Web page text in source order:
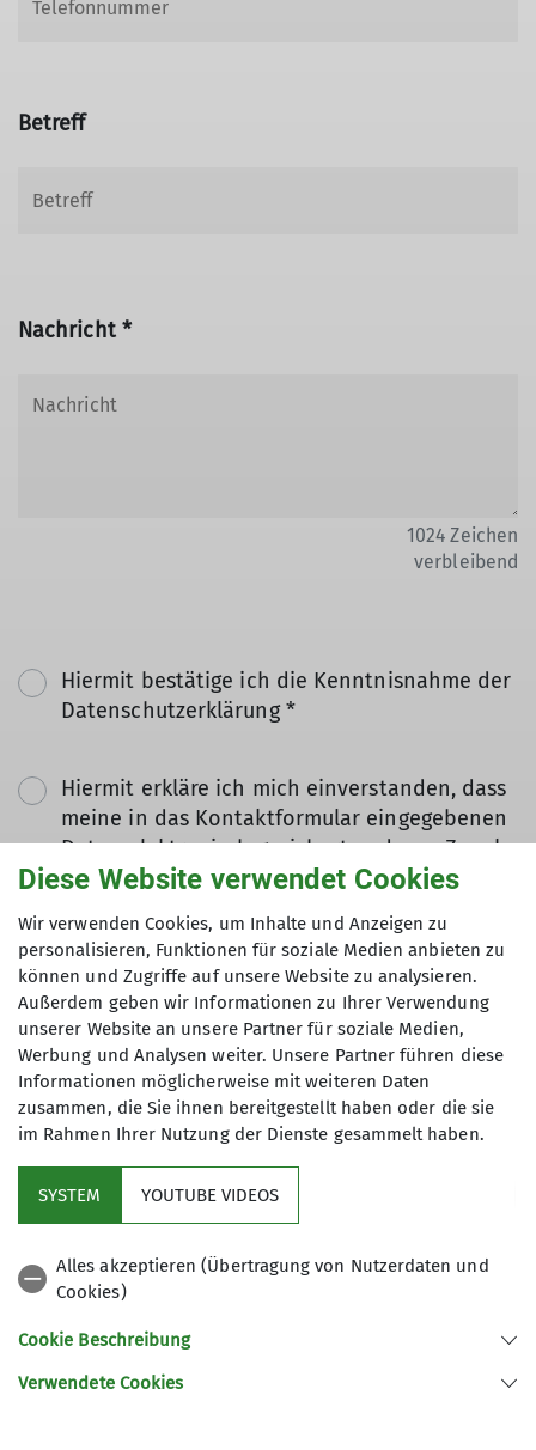
Betreff
Nachricht *
1024 Zeichen
verbleibend
Hiermit bestätige ich die Kenntnisnahme der
Datenschutzerklärung *
Hiermit erkläre ich mich einverstanden, dass
meine in das Kontaktformular eingegebenen
Daten elektronisch gesichert und zum Zweck
der Kontaktaufnahme verarbeitet und
meine Einwilligung jederzeit wiederrufen
kann. *
Mit (*) markierte Felder
sind Pflichtfelder
Absenden
Diese Website verwendet Cookies
Wir verwenden Cookies, um Inhalte und Anzeigen zu
personalisieren, Funktionen für soziale Medien anbieten zu
können und Zugriffe auf unsere Website zu analysieren.
Außerdem geben wir Informationen zu Ihrer Verwendung
unserer Website an unsere Partner für soziale Medien,
Werbung und Analysen weiter. Unsere Partner führen diese
Informationen möglicherweise mit weiteren Daten
zusammen, die Sie ihnen bereitgestellt haben oder die sie
im Rahmen Ihrer Nutzung der Dienste gesammelt haben.
SYSTEM YOUTUBE VIDEOS
Alles akzeptieren (Übertragung von Nutzerdaten und
Cookies)
Cookie Beschreibung
Verwendete Cookies